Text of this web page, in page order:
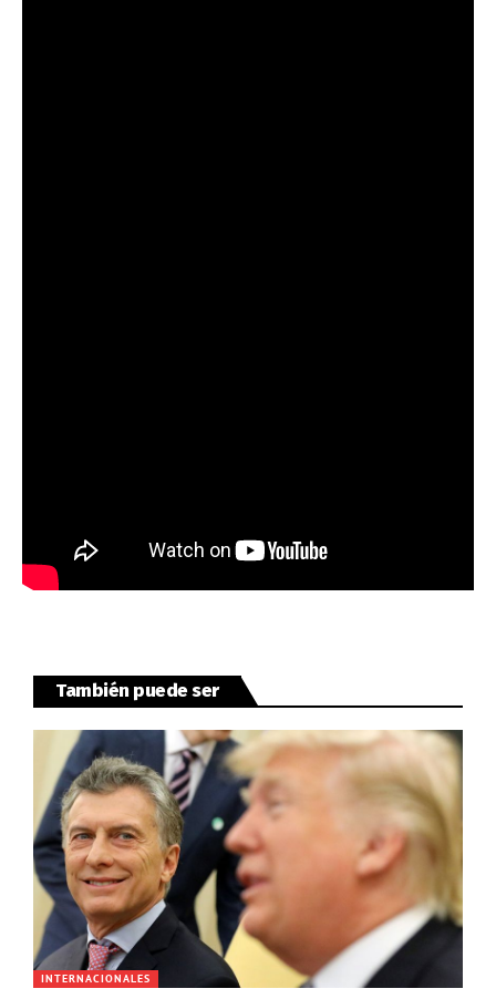
También puede ser
INTERNACIONALES